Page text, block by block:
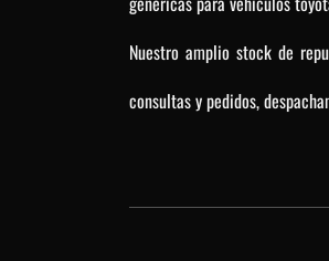
Nuestro amplio stock de
consultas y pedidos,